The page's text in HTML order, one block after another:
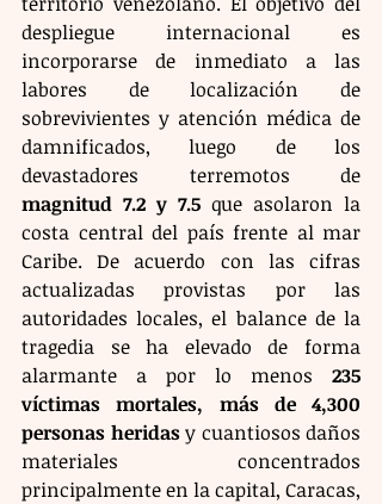
despliegue internacional es
incorporarse de inmediato a las
labores de localización de
sobrevivientes y atención médica de
damnificados, luego de los
magnitud 7.2 y 7.5 que asolaron la
costa central del país frente al mar
Caribe. De acuerdo con las cifras
actualizadas provistas por las
autoridades locales, el balance de la
tragedia se ha elevado de forma
alarmante a por lo menos 235
víctimas mortales, más de 4,300
personas heridas y cuantiosos daños
materiales concentrados
principalmente en la capital, Caracas,